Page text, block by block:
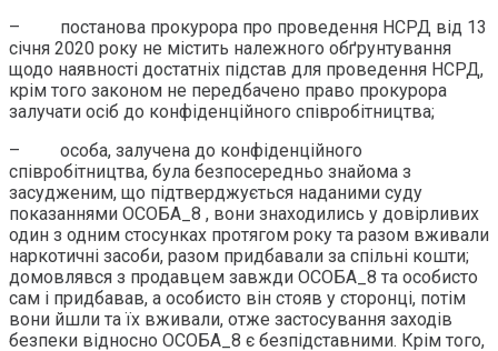
– постанова прокурора про проведення НСРД від 13
січня 2020 року не містить належного обґрунтування
щодо наявності достатніх підстав для проведення НСРД,
крім того законом не передбачено право прокурора
залучати осіб до конфіденційного співробітництва;
– особа, залучена до конфіденційного
співробітництва, була безпосередньо знайома з
засудженим, що підтверджується наданими суду
показаннями ОСОБА_8 , вони знаходились у довірливих
один з одним стосунках протягом року та разом вживали
наркотичні засоби, разом придбавали за спільні кошти;
домовлявся з продавцем завжди ОСОБА_8 та особисто
сам і придбавав, а особисто він стояв у сторонці, потім
вони йшли та їх вживали, отже застосування заходів
безпеки відносно ОСОБА_8 є безпідставними. Крім того,